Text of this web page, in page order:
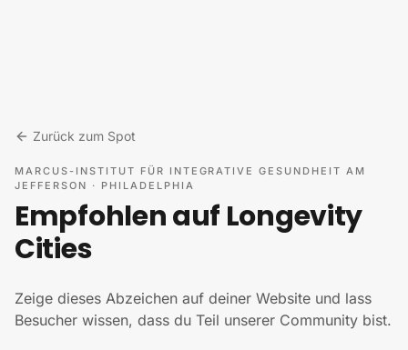
Zurück zum Spot
MARCUS-INSTITUT FÜR INTEGRATIVE GESUNDHEIT AM
JEFFERSON · PHILADELPHIA
Empfohlen auf Longevity
Cities
Zeige dieses Abzeichen auf deiner Website und lass
Besucher wissen, dass du Teil unserer Community bist.